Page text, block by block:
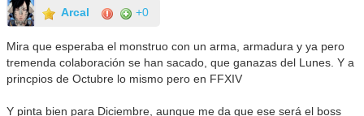
Arcal +0
Mira que esperaba el monstruo con un arma, armadura y ya pero
tremenda colaboración se han sacado, que ganazas del Lunes. Y a
princpios de Octubre lo mismo pero en FFXIV
Y pinta bien para Diciembre, aunque me da que ese será el boss